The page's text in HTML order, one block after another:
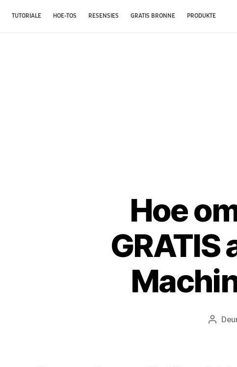
TUTORIALE HOE-TOS RESENSIES GRATIS BRONNE PRODUKTE
Hoe
GRATIS
Post